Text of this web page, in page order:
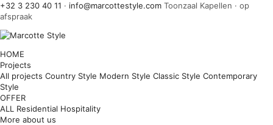
+32 3 230 40 11 · info@marcottestyle.com Toonzaal Kapellen · op
afspraak
HOME
Projects
All projects Country Style Modern Style Classic Style Contemporary
Style
OFFER
ALL Residential Hospitality
More about us